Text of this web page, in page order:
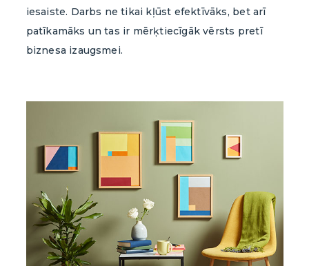
iesaiste. Darbs ne tikai kļūst efektīvāks, bet arī
patīkamāks un tas ir mērķtiecīgāk vērsts pretī
biznesa izaugsmei.